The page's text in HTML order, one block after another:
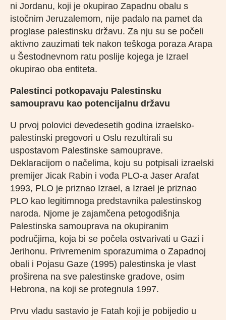
ni Jordanu, koji je okupirao Zapadnu obalu s
istočnim Jeruzalemom, nije padalo na pamet da
proglase palestinsku državu. Za nju su se počeli
aktivno zauzimati tek nakon teškoga poraza Arapa
u Šestodnevnom ratu poslije kojega je Izrael
okupirao oba entiteta.
Palestinci potkopavaju Palestinsku
samoupravu kao potencijalnu državu
U prvoj polovici devedesetih godina izraelsko-
palestinski pregovori u Oslu rezultirali su
uspostavom Palestinske samouprave.
Deklaracijom o načelima, koju su potpisali izraelski
premijer Jicak Rabin i vođa PLO-a Jaser Arafat
1993, PLO je priznao Izrael, a Izrael je priznao
PLO kao legitimnoga predstavnika palestinskog
naroda. Njome je zajamčena petogodišnja
Palestinska samouprava na okupiranim
područjima, koja bi se počela ostvarivati u Gazi i
Jerihonu. Privremenim sporazumima o Zapadnoj
obali i Pojasu Gaze (1995) palestinska je vlast
proširena na sve palestinske gradove, osim
Hebrona, na koji se protegnula 1997.
Prvu vladu sastavio je Fatah koji je pobijedio u